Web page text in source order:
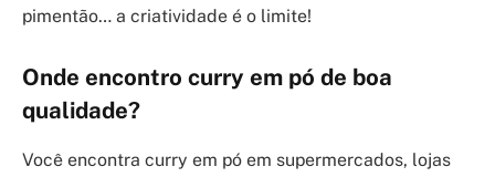
pimentão… a criatividade é o limite!
Onde encontro curry em pó de boa
qualidade?
Você encontra curry em pó em supermercados, lojas